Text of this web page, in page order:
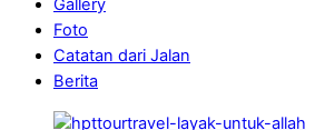
Gallery
Foto
Catatan dari Jalan
Berita